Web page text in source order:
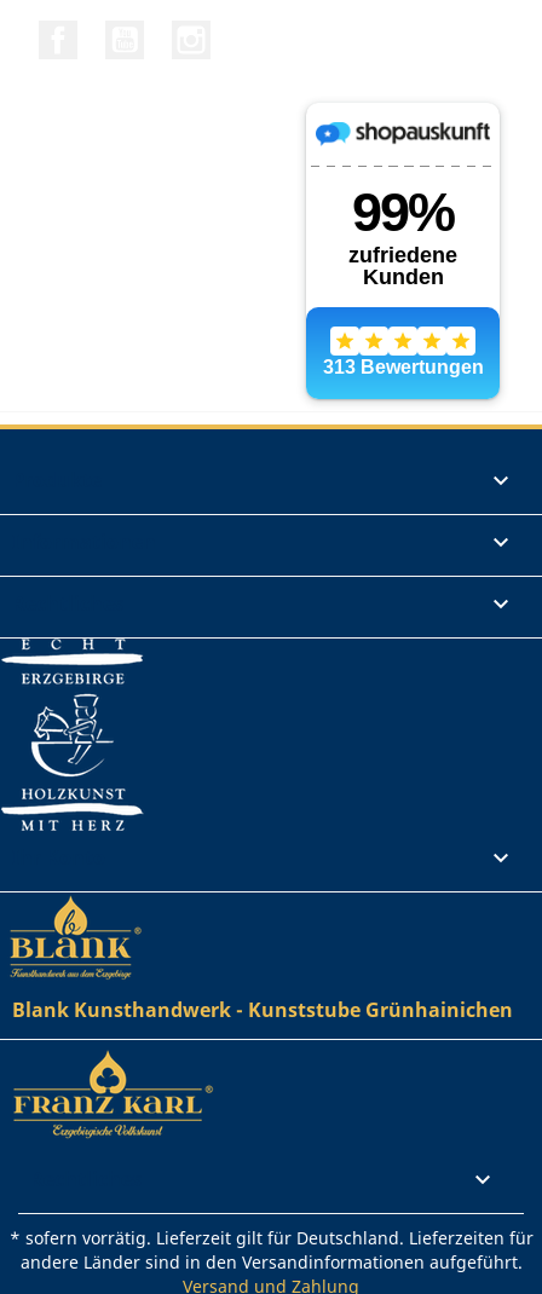




Blank Kunsthandwerk - Kunststube Grünhainichen

* sofern vorrätig. Lieferzeit gilt für Deutschland. Lieferzeiten für
andere Länder sind in den Versandinformationen aufgeführt.
Versand und Zahlung